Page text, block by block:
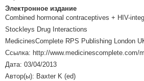
Электронное издание
Combined hormonal contraceptives + HIV-
Stockleys Drug Interactions
MedicinesComplete RPS Publishing London
Ссылка: http://www.medicinescomplete.com/
Дата: 03/04/2013
Автор(ы): Baxter K (ed)